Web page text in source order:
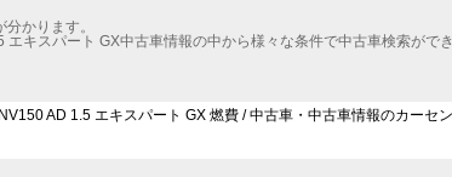
かります。
キスパート GX中古車情報の中から様々な条件で中古車検索ができ
NV150 AD 1.5 エキスパート GX 燃費 / 中古車・中古車情報のカーセ